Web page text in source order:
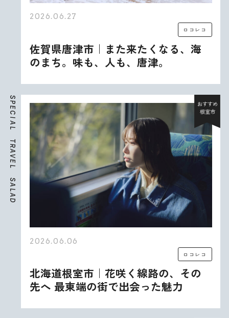
2026.06.27
ロコレコ
佐賀県唐津市｜また来たくなる、海
のまち。味も、人も、唐津。
S
P
E
C
I
A
L
T
R
A
V
E
L
S
A
L
A
D
おすすめ
根室市
2026.06.06
ロコレコ
北海道根室市｜花咲く線路の、その
先へ 最東端の街で出会った魅力